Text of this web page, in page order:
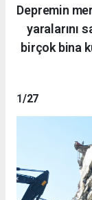
Depremin
yaralarını
birçok bina
1/27